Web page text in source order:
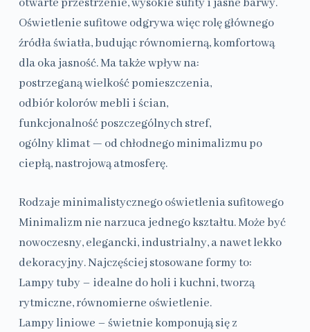
otwarte przestrzenie, wysokie sufity i jasne barwy.
Oświetlenie sufitowe odgrywa więc rolę głównego
źródła światła, budując równomierną, komfortową
dla oka jasność. Ma także wpływ na:
postrzeganą wielkość pomieszczenia,
odbiór kolorów mebli i ścian,
funkcjonalność poszczególnych stref,
ogólny klimat — od chłodnego minimalizmu po
ciepłą, nastrojową atmosferę.
Rodzaje minimalistycznego oświetlenia sufitowego
Minimalizm nie narzuca jednego kształtu. Może być
nowoczesny, elegancki, industrialny, a nawet lekko
dekoracyjny. Najczęściej stosowane formy to:
Lampy tuby – idealne do holi i kuchni, tworzą
rytmiczne, równomierne oświetlenie.
Lampy liniowe – świetnie komponują się z